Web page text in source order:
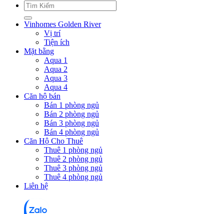
Vinhomes Golden River
Vị trí
Tiện ích
Mặt bằng
Aqua 1
Aqua 2
Aqua 3
Aqua 4
Căn hộ bán
Bán 1 phòng ngủ
Bán 2 phòng ngủ
Bán 3 phòng ngủ
Bán 4 phòng ngủ
Căn Hộ Cho Thuê
Thuê 1 phòng ngủ
Thuê 2 phòng ngủ
Thuê 3 phòng ngủ
Thuê 4 phòng ngủ
Liên hệ